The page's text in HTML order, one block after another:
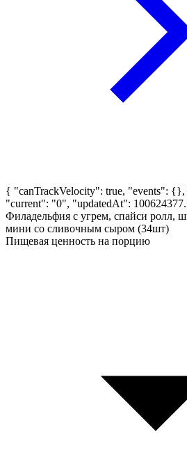
{ "canTrackVelocity": true, "events": {},
"current": "0", "updatedAt":
Филадельфия с угрем, спайси ролл,
мини со сливочным сыром (34шт)
Пищевая ценность на порцию